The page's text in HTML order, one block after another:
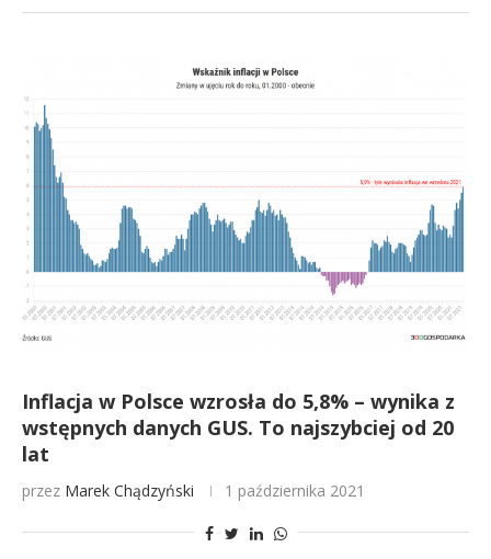
Inflacja w Polsce wzrosła do 5,8% – wynika z
wstępnych danych GUS. To najszybciej od 20
lat
przez Marek Chądzyński 1 października 2021